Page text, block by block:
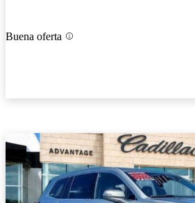
Buena oferta